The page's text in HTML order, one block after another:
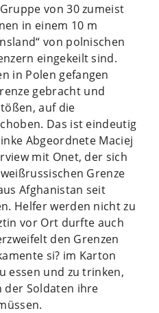
von 30 zumeist
in einem 10 m
von polnischen
eingekeilt sind.
in Polen gefangen
gebracht und
auf die
Das ist eindeutig
Abgeordnete Maciej
mit Onet, der sich
Grenze
Afghanistan seit
Helfer werden nicht zu
vor Ort durfte auch
den Grenzen
si? im Karton
essen und zu trinken,
der Soldaten ihre